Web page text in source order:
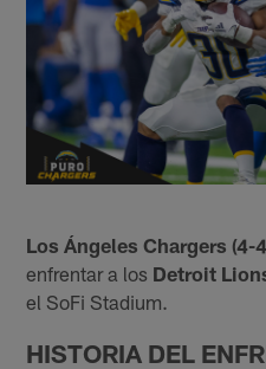
Los Ángeles Chargers (4-
enfrentar a los Detroit
el SoFi Stadium.
HISTORIA DEL